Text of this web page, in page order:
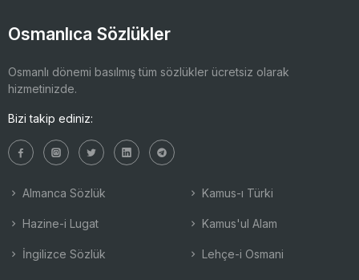
Osmanlıca Sözlükler
Osmanlı dönemi basılmış tüm sözlükler ücretsiz olarak
hizmetinizde.
Bizi takip ediniz:
Almanca Sözlük
Hazine-i Lugat
İngilizce Sözlük
Kamus-ı Türki
Kamus'ul Alam
Lehçe-i Osmani